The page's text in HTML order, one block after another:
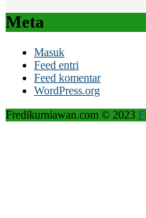
Meta
Masuk
Feed entri
Feed komentar
WordPress.org
Fredikurniawan.com © 2023